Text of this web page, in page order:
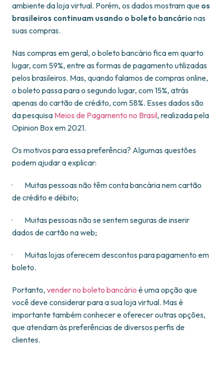
ambiente da loja virtual. Porém, os dados mostram que os
brasileiros continuam usando o boleto bancário nas
suas compras.
Nas compras em geral, o boleto bancário fica em quarto
lugar, com 59%, entre as formas de pagamento utilizadas
pelos brasileiros. Mas, quando falamos de compras online,
o boleto passa para o segundo lugar, com 15%, atrás
apenas do cartão de crédito, com 58%. Esses dados são
da pesquisa Meios de Pagamento no Brasil, realizada pela
Opinion Box em 2021.
Os motivos para essa preferência? Algumas questões
podem ajudar a explicar:
· Muitas pessoas não têm conta bancária nem cartão
de crédito e débito;
· Muitas pessoas não se sentem seguras de inserir
dados de cartão na web;
· Muitas lojas oferecem descontos para pagamento em
boleto.
Portanto, vender no boleto bancário é uma opção que
você deve considerar para a sua loja virtual. Mas é
importante também conhecer e oferecer outras opções,
que atendam às preferências de diversos perfis de
clientes.